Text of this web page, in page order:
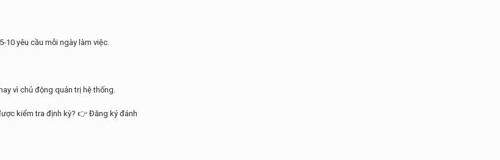
yêu cầu mỗi ngày làm việc.
vì chủ động quản trị hệ thống.
kiểm tra định kỳ? 👉 Đăng ký đánh